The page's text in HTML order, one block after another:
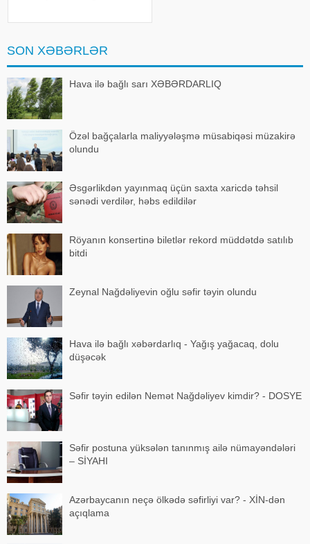
Virusa yoluxm
SON XƏBƏRLƏR
Hava ilə bağlı sarı XƏBƏRDARLIQ
Özəl bağçalarla maliyyələşmə müsabiqəsi müzakirə
olundu
Əsgərlikdən yayınmaq üçün saxta xaricdə təhsil
sənədi verdilər, həbs edildilər
Röyanın konsertinə biletlər rekord müddətdə satılıb
bitdi
Zeynal Nağdəliyevin oğlu səfir təyin olundu
Hava ilə bağlı xəbərdarlıq - Yağış yağacaq, dolu
düşəcək
Səfir təyin edilən Nemət Nağdəliyev kimdir? - DOSYE
Səfir postuna yüksələn tanınmış ailə nümayəndələri
– SİYAHI
Azərbaycanın neçə ölkədə səfirliyi var? - XİN-dən
açıqlama